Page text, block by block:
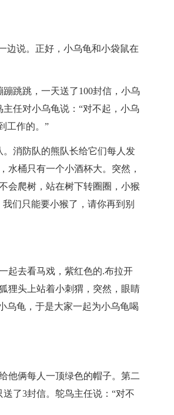
说。正好，小乌龟和小袋鼠在
跳跳，一天送了100封信，小乌
任对小乌龟说：“对不起，小乌
工作的。”
消防队的熊队长给它们每人发
水桶只有一个小酒杯大。突然，
会爬树，站在树下转圈圈，小猴
们只能要小猴了，请你再到别
去看马戏，紫红色的.布拉开
狸头上站着小刺猬，突然，眼睛
乌龟，于是大家一起为小乌龟喝
俩每人一顶绿色的帽子。第二
了3封信。鸵鸟主任说：“对不